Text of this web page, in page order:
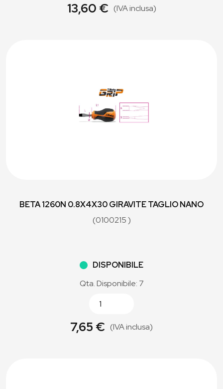
13,60 € (IVA inclusa)
BETA 1260N 0.8X4X30 GIRAVITE TAGLIO NANO
(0100215 )
DISPONIBILE
Qta. Disponibile: 7
7,65 € (IVA inclusa)